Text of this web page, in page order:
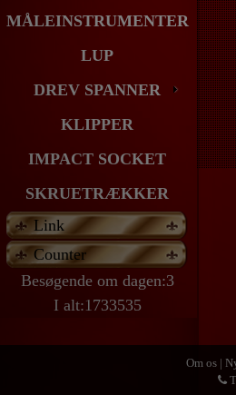
MÅLEINSTRUMENTER
LUP
DREV SPANNER
KLIPPER
IMPACT SOCKET
SKRUETRÆKKER
Link
Counter
Besøgende om dagen:3
I alt:1733535
Om os |